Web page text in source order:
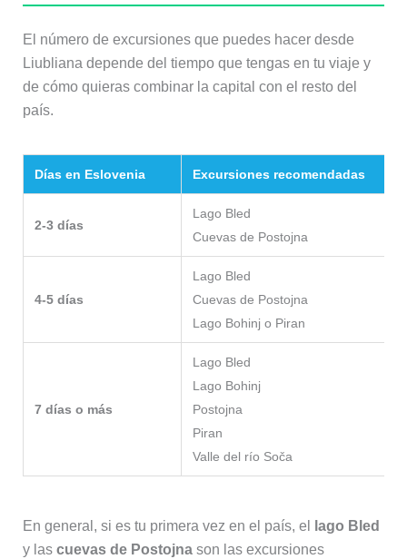
El número de excursiones que puedes hacer desde
Liubliana depende del tiempo que tengas en tu viaje y
de cómo quieras combinar la capital con el resto del
país.
Días en Eslovenia Excursiones recomendadas
2-3 días
Lago Bled
Cuevas de Postojna
4-5 días
Lago Bled
Cuevas de Postojna
Lago Bohinj o Piran
7 días o más
Lago Bled
Lago Bohinj
Postojna
Piran
Valle del río Soča
En general, si es tu primera vez en el país, el
lago Bled
y las cuevas de Postojnason las excursiones